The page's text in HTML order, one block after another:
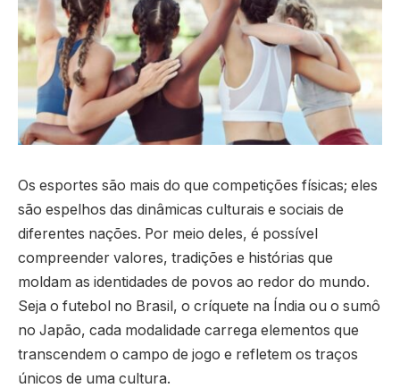
Os esportes são mais do que competições físicas; eles
são espelhos das dinâmicas culturais e sociais de
diferentes nações. Por meio deles, é possível
compreender valores, tradições e histórias que
moldam as identidades de povos ao redor do mundo.
Seja o futebol no Brasil, o críquete na Índia ou o sumô
no Japão, cada modalidade carrega elementos que
transcendem o campo de jogo e refletem os traços
únicos de uma cultura.